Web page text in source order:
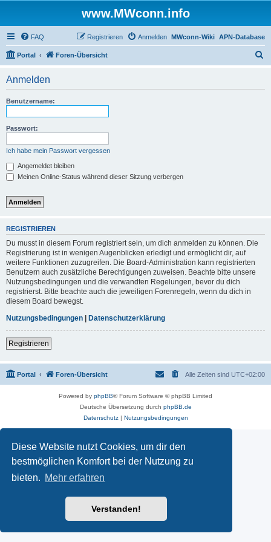
Diese Website nutzt Cookies, um dir den
bestmöglichen Komfort bei der Nutzung zu
bieten. Mehr erfahren
Verstanden!
www.MWconn.info
FAQ APN-Database
MWconn-Wiki
Anmelden
Registrieren
Portal Foren-Übersicht
Anmelden
Benutzername:
Passwort:
Ich habe mein Passwort vergessen
Angemeldet bleiben
Meinen Online-Status während dieser Sitzung verbergen
REGISTRIEREN
Du musst in diesem Forum registriert sein, um dich anmelden zu können. Die
Registrierung ist in wenigen Augenblicken erledigt und ermöglicht dir, auf
weitere Funktionen zuzugreifen. Die Board-Administration kann registrierten
Benutzern auch zusätzliche Berechtigungen zuweisen. Beachte bitte unsere
Nutzungsbedingungen und die verwandten Regelungen, bevor du dich
registrierst. Bitte beachte auch die jeweiligen Forenregeln, wenn du dich in
diesem Board bewegst.
Nutzungsbedingungen | Datenschutzerklärung
Registrieren
Portal Foren-Übersicht Alle Zeiten sind UTC+02:00
Powered by phpBB® Forum Software © phpBB Limited
Deutsche Übersetzung durch phpBB.de
Datenschutz| Nutzungsbedingungen